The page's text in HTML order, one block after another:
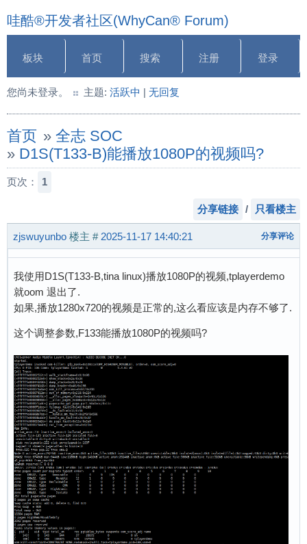
哇酷®开发者社区(WhyCan® Forum)
板块 首页 搜索 注册 登录
您尚未登录。 主题: 活跃中 | 无回复
首页 » 全志 SOC
» D1S(T133-B)能播放1080P的视频吗?
页次： 1
分享链接 / 只看楼主
zjswuyunbo 楼主 # 2025-11-17 14:40:21 分享评论
我使用D1S(T133-B,tina linux)播放1080P的视频,tplayerdemo
就oom 退出了.
如果,播放1280x720的视频是正常的,这么看应该是内存不够了.
这个调整参数,F133能播放1080P的视频吗?